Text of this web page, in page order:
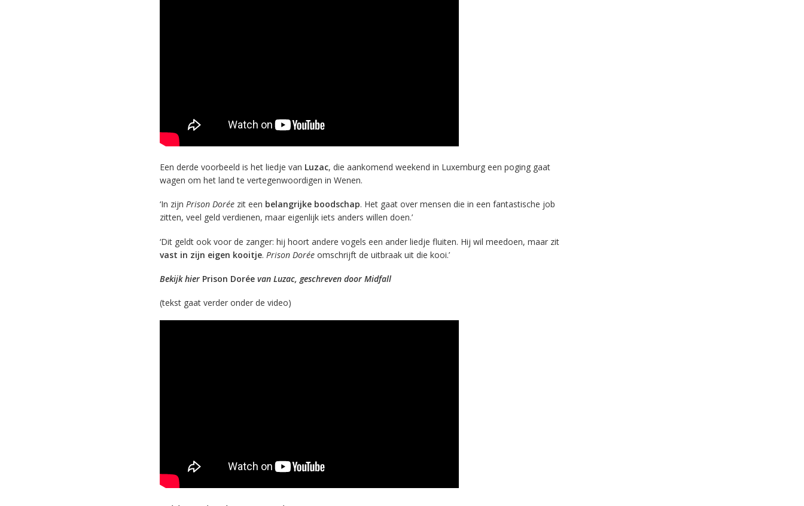
Een derde voorbeeld is het liedje van Luzac, die aankomend weekend in Luxemburg een poging gaat
wagen om het land te vertegenwoordigen in Wenen.
‘In zijn Prison Doréezit een belangrijke boodschap. Het gaat over mensen die in een fantastische job
zitten, veel geld verdienen, maar eigenlijk iets anders willen doen.’
‘Dit geldt ook voor de zanger: hij hoort andere vogels een ander liedje fluiten. Hij wil meedoen, maar zit
vast in zijn eigen kooitje. Prison Doréeomschrijft de uitbraak uit die kooi.’
Bekijk hier Prison Doréevan Luzac, geschreven door Midfall
(tekst gaat verder onder de video)